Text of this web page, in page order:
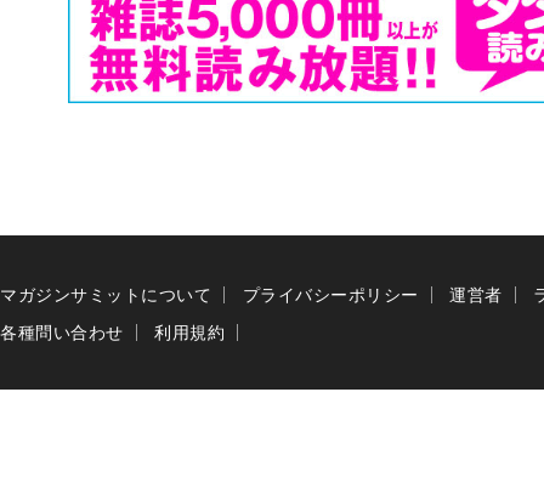
マガジンサミットについて プライバシーポリシー 運営者
各種問い合わせ
利用規約